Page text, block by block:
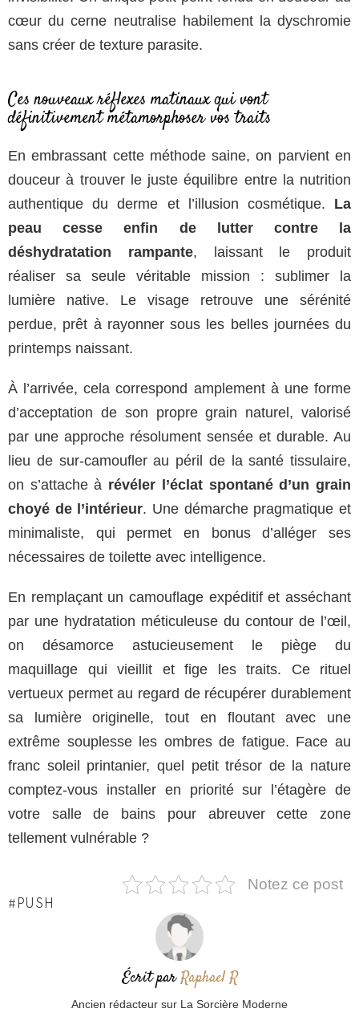
cœur du cerne neutralise habilement la dyschromie
sans créer de texture parasite.
Ces nouveaux réflexes matinaux qui vont
définitivement métamorphoser vos traits
En embrassant cette méthode saine, on parvient en
douceur à trouver le juste équilibre entre la nutrition
authentique du derme et l’illusion cosmétique. La
peau cesse enfin de lutter contre la
déshydratation rampante, laissant le produit
réaliser sa seule véritable mission : sublimer la
lumière native. Le visage retrouve une sérénité
perdue, prêt à rayonner sous les belles journées du
printemps naissant.
À l’arrivée, cela correspond amplement à une forme
d’acceptation de son propre grain naturel, valorisé
par une approche résolument sensée et durable. Au
lieu de sur-camoufler au péril de la santé tissulaire,
on s’attache à révéler l’éclat spontané d’un grain
choyé de l’intérieur. Une démarche pragmatique et
minimaliste, qui permet en bonus d’alléger ses
nécessaires de toilette avec intelligence.
En remplaçant un camouflage expéditif et asséchant
par une hydratation méticuleuse du contour de l’œil,
on désamorce astucieusement le piège du
maquillage qui vieillit et fige les traits. Ce rituel
vertueux permet au regard de récupérer durablement
sa lumière originelle, tout en floutant avec une
extrême souplesse les ombres de fatigue. Face au
franc soleil printanier, quel petit trésor de la nature
comptez-vous installer en priorité sur l’étagère de
votre salle de bains pour abreuver cette zone
tellement vulnérable ?
Notez ce post
PUSH
Écrit parRaphael R
Ancien rédacteur sur La Sorcière Moderne